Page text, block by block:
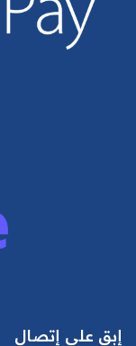
إبق على إتصال